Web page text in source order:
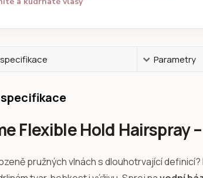
Parametry
Flexible Hold Hairspray
pružných vlnách s dlouhotrvající